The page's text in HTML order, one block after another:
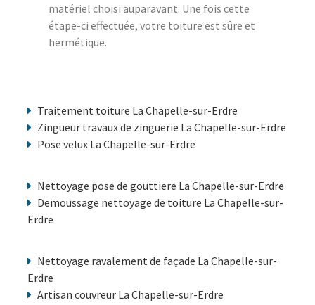
matériel choisi auparavant. Une fois cette
étape-ci effectuée, votre toiture est sûre et
hermétique.
Traitement toiture La Chapelle-sur-Erdre
Zingueur travaux de zinguerie La Chapelle-sur-Erdre
Pose velux La Chapelle-sur-Erdre
Nettoyage pose de gouttiere La Chapelle-sur-Erdre
Demoussage nettoyage de toiture La Chapelle-sur-
Erdre
Nettoyage ravalement de façade La Chapelle-sur-
Erdre
Artisan couvreur La Chapelle-sur-Erdre